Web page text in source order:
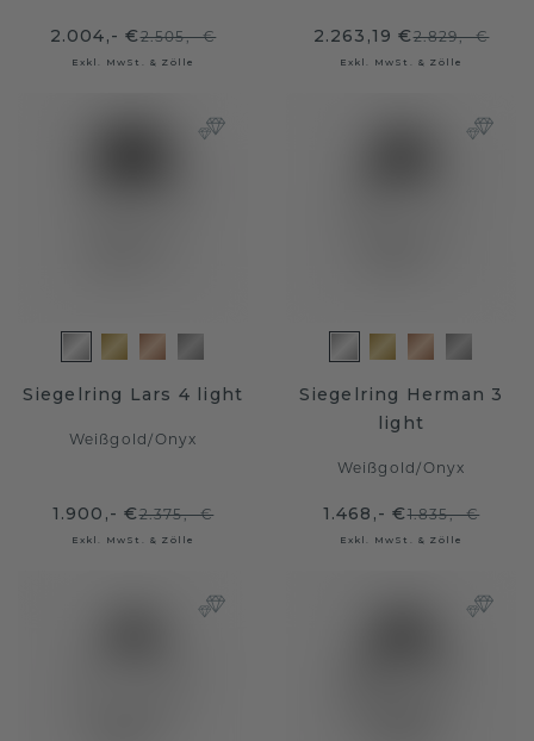
2.004,- €2.505,- €
Exkl. MwSt. & Zölle
2.263,19 €2.829,- €
Exkl. MwSt. & Zölle
Siegelring Lars 4 light
Weißgold/Onyx
1.900,- €2.375,- €
Exkl. MwSt. & Zölle
Siegelring Herman 3
light
Weißgold/Onyx
1.468,- €1.835,- €
Exkl. MwSt. & Zölle